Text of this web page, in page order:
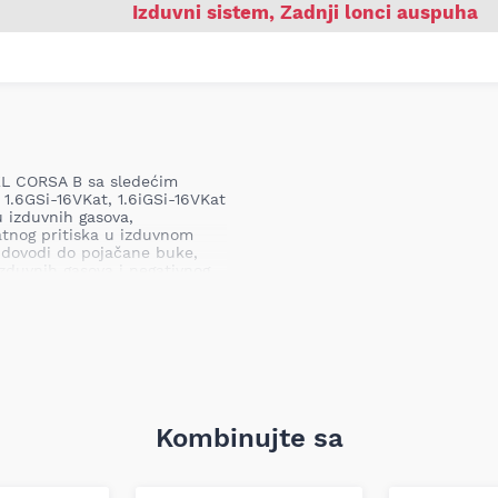
Izduvni sistem, Zadnji lonci auspuha
CORSA B sa sledećim
16VKat, 1.6iGSi-16VKat
gasova,
pritiska u izduvnom
do pojačane buke,
gasova i negativnog
i usmeravanja
izduvnog sistema.Kombinujte sa